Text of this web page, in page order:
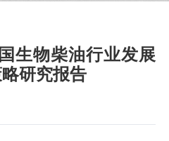
生物柴油行业发展
研究报告